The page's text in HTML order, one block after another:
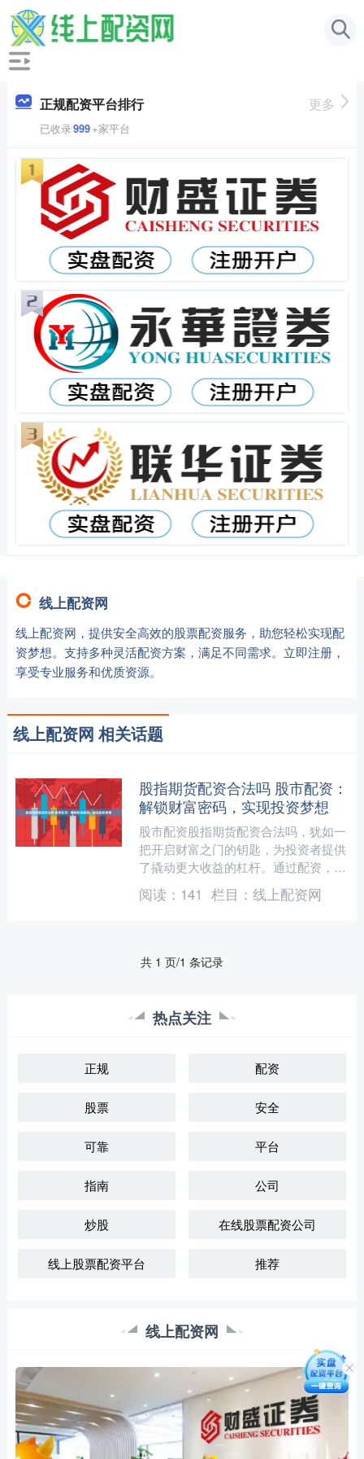
正规配资平台排行
已收录999+家平台
更多
线上配资网
线上配资网，提供安全高效的股票配资服务，助您轻松实现配
资梦想。支持多种灵活配资方案，满足不同需求。立即注册，
享受专业服务和优质资源。
线上配资网 相关话题
股指期货配资合法吗 股市配资：
解锁财富密码，实现投资梦想
股市配资股指期货配资合法吗，犹如一
把开启财富之门的钥匙，为投资者提供
了撬动更大收益的杠杆。通过配资，投
资者可以放大资金规模，在股市中获得
更高的回报。 * **杠....
阅读： 141 栏目： 线上配资网
共 1 页/1 条记录
热点关注
正规 配资
股票 安全
可靠 平台
指南 公司
炒股 在线股票配资公司
线上股票配资平台 推荐
线上配资网